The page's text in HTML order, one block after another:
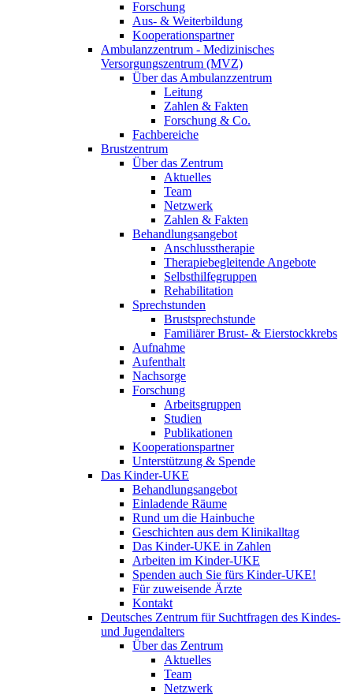
Forschung
Aus- & Weiterbildung
Kooperationspartner
Ambulanzzentrum - Medizinisches
Versorgungszentrum (MVZ)
Über das Ambulanzzentrum
Leitung
Zahlen & Fakten
Forschung & Co.
Fachbereiche
Brustzentrum
Über das Zentrum
Aktuelles
Team
Netzwerk
Zahlen & Fakten
Behandlungsangebot
Anschlusstherapie
Therapiebegleitende Angebote
Selbsthilfegruppen
Rehabilitation
Sprechstunden
Brustsprechstunde
Familiärer Brust- & Eierstockkrebs
Aufnahme
Aufenthalt
Nachsorge
Forschung
Arbeitsgruppen
Studien
Publikationen
Kooperationspartner
Unterstützung & Spende
Das Kinder-UKE
Behandlungsangebot
Einladende Räume
Rund um die Hainbuche
Geschichten aus dem Klinikalltag
Das Kinder-UKE in Zahlen
Arbeiten im Kinder-UKE
Spenden auch Sie fürs Kinder-UKE!
Für zuweisende Ärzte
Kontakt
Deutsches Zentrum für Suchtfragen des Kindes-
und Jugendalters
Über das Zentrum
Aktuelles
Team
Netzwerk